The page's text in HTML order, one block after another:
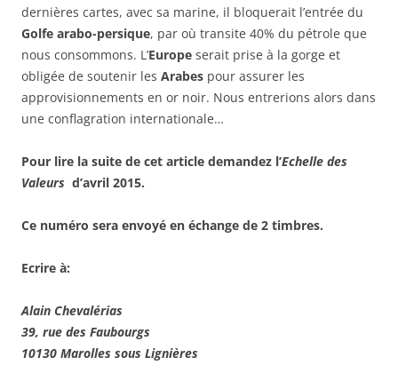
dernières cartes, avec sa marine, il bloquerait l’entrée du
Golfe arabo-persique, par où transite 40% du pétrole que
nous consommons. L’Europe serait prise à la gorge et
obligée de soutenir les Arabes pour assurer les
approvisionnements en or noir. Nous entrerions alors dans
une conflagration internationale…
Pour lire la suite de cet article demandez l’Echelle des
Valeurs d’avril 2015.
Ce numéro sera envoyé en échange de 2 timbres.
Ecrire à:
Alain Chevalérias
39, rue des Faubourgs
10130 Marolles sous Lignières